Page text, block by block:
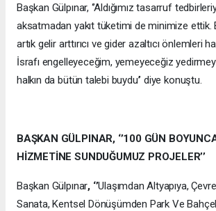
Başkan Gülpınar, ‘’Aldığımız tasarruf
aksatmadan yakıt tüketimi de minimize ettik.
artık gelir arttırıcı ve gider azaltıcı önlemleri
İsrafı engelleyeceğim, yemeyeceğiz
halkın da bütün talebi buydu’’ diye konuştu.
BAŞKAN GÜLPINAR, ‘’100 GÜN
HİZMETİNE SUNDUĞUMUZ PROJELER’’
Başkan Gülpınar, ‘’Ulaşımdan Altyapıya,
Sanata, Kentsel Dönüşümden Park Ve